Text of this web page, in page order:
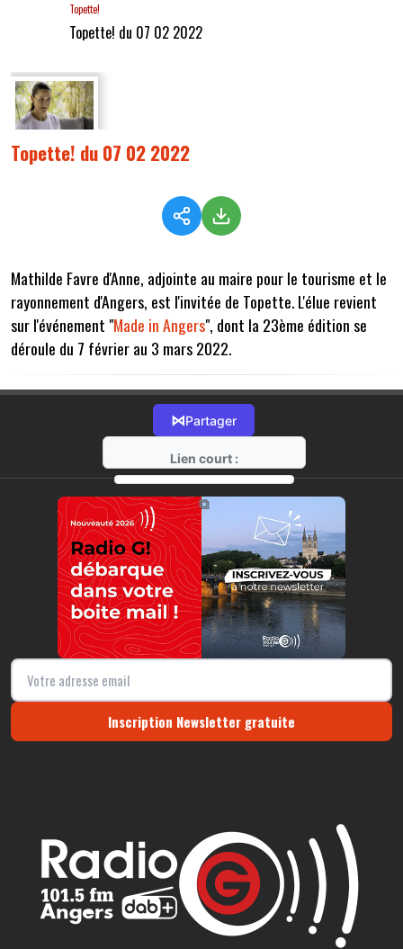
Topette!
Topette! du 07 02 2022
Topette! du 07 02 2022
Mathilde Favre d'Anne, adjointe au maire pour le tourisme et le
rayonnement d'Angers, est l'invitée de Topette. L'élue revient
sur l'événement "Made in Angers", dont la 23ème édition se
déroule du 7 février au 3 mars 2022.
⋈Partager
Lien court :
https://radio-g.fr?7591
⧉
Inscription Newsletter gratuite